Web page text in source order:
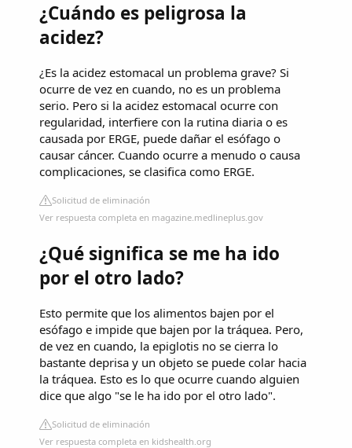
¿Cuándo es peligrosa la
acidez?
¿Es la acidez estomacal un problema grave? Si
ocurre de vez en cuando, no es un problema
serio. Pero si la acidez estomacal ocurre con
regularidad, interfiere con la rutina diaria o es
causada por ERGE, puede dañar el esófago o
causar cáncer. Cuando ocurre a menudo o causa
complicaciones, se clasifica como ERGE.
Solicitud de eliminación
Ver respuesta completa en magazine.medlineplus.gov
¿Qué significa se me ha ido
por el otro lado?
Esto permite que los alimentos bajen por el
esófago e impide que bajen por la tráquea. Pero,
de vez en cuando, la epiglotis no se cierra lo
bastante deprisa y un objeto se puede colar hacia
la tráquea. Esto es lo que ocurre cuando alguien
dice que algo "se le ha ido por el otro lado".
Solicitud de eliminación
Ver respuesta completa en kidshealth.org